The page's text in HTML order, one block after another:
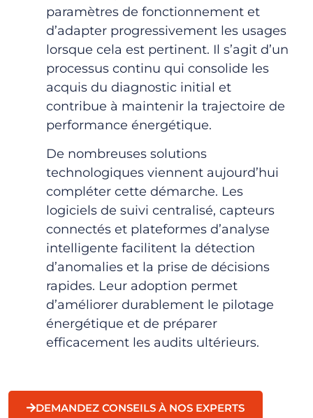
paramètres de fonctionnement et
d’adapter progressivement les usages
lorsque cela est pertinent. Il s’agit d’un
processus continu qui consolide les
acquis du diagnostic initial et
contribue à maintenir la trajectoire de
performance énergétique.
De nombreuses solutions
technologiques viennent aujourd’hui
compléter cette démarche. Les
logiciels de suivi centralisé, capteurs
connectés et plateformes d’analyse
intelligente facilitent la détection
d’anomalies et la prise de décisions
rapides. Leur adoption permet
d’améliorer durablement le pilotage
énergétique et de préparer
efficacement les audits ultérieurs.
DEMANDEZ CONSEILS À NOS EXPERTS